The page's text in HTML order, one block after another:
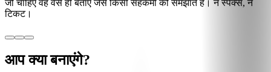
जो चाहिए वह वैसे ही बताएँ जैसे किसी सहकर्मी को समझाते हैं। न स्पेक्स, न
टिकट।
आप क्या बनाएंगे?